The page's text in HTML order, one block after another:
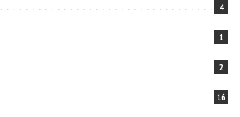
4
1
2
16